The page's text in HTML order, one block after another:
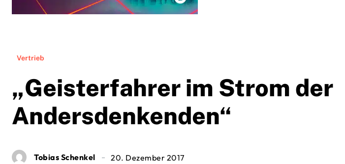
Vertrieb
„Geisterfahrer im Strom der
Andersdenkenden“
Tobias Schenkel 20. Dezember 2017